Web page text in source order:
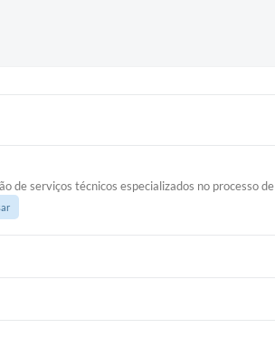
serviços técnicos especializados no processo de